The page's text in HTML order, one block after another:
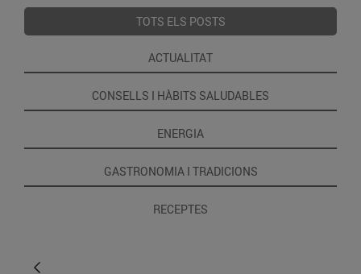
TOTS ELS POSTS
ACTUALITAT
CONSELLS I HÀBITS SALUDABLES
ENERGIA
GASTRONOMIA I TRADICIONS
RECEPTES